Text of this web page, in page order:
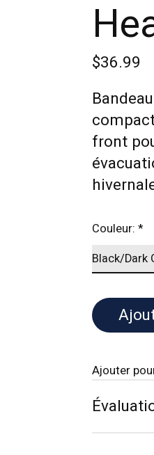
$36.99
front
Couleur:*
Ajouter